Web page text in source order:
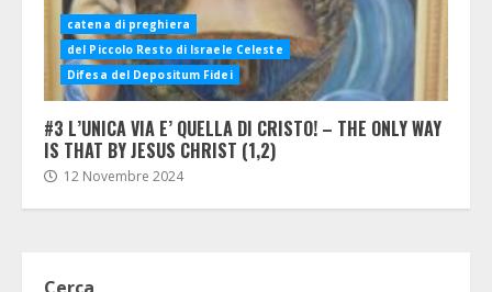
catena di preghiera
del Piccolo Resto di Israele Celeste
Difesa del Depositum Fidei
#3 L’UNICA VIA E’ QUELLA DI CRISTO! – THE ONLY WAY
IS THAT BY JESUS CHRIST (1,2)
12 Novembre 2024